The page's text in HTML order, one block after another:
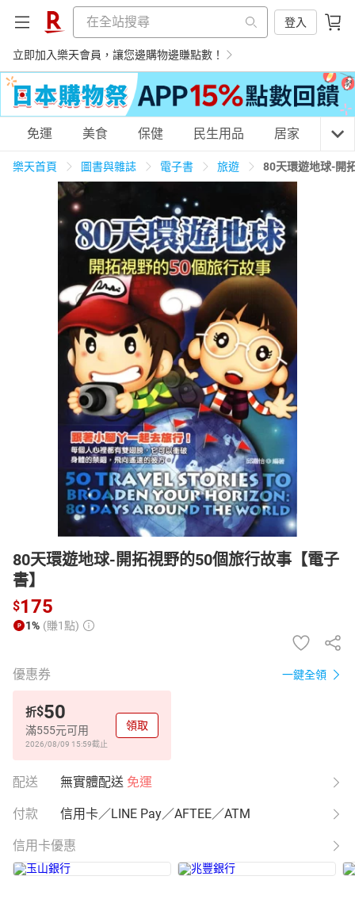
登入
立即加入樂天會員，讓您邊購物邊賺點數！
購物網分類
天天免運 美食蛋糕
3C家電 運動休閒
男裝 化妝保養 情趣用品
日本購物 電子/紙本書
HOT
免運 美食 保健 民生用品 居家 3C
樂天首頁 圖書與雜誌 電子書 旅遊 80天環遊地球-開
80天環遊地球-開拓視野的50個旅行故事【電子
書】
$175
1% (賺1點)
優惠券 一鍵全領
折$50
滿555元可用
2026/08/09 15:59截止
領取
配送 無實體配送 免運
付款 信用卡／LINE Pay／AFTEE／ATM
信用卡優惠